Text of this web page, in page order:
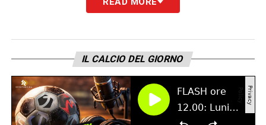
significa tantissimo, così la fiducia del
LA PLAYLIST DELLE NOSTRE TOP NEWS
IL CALCIO DEL GIORNO